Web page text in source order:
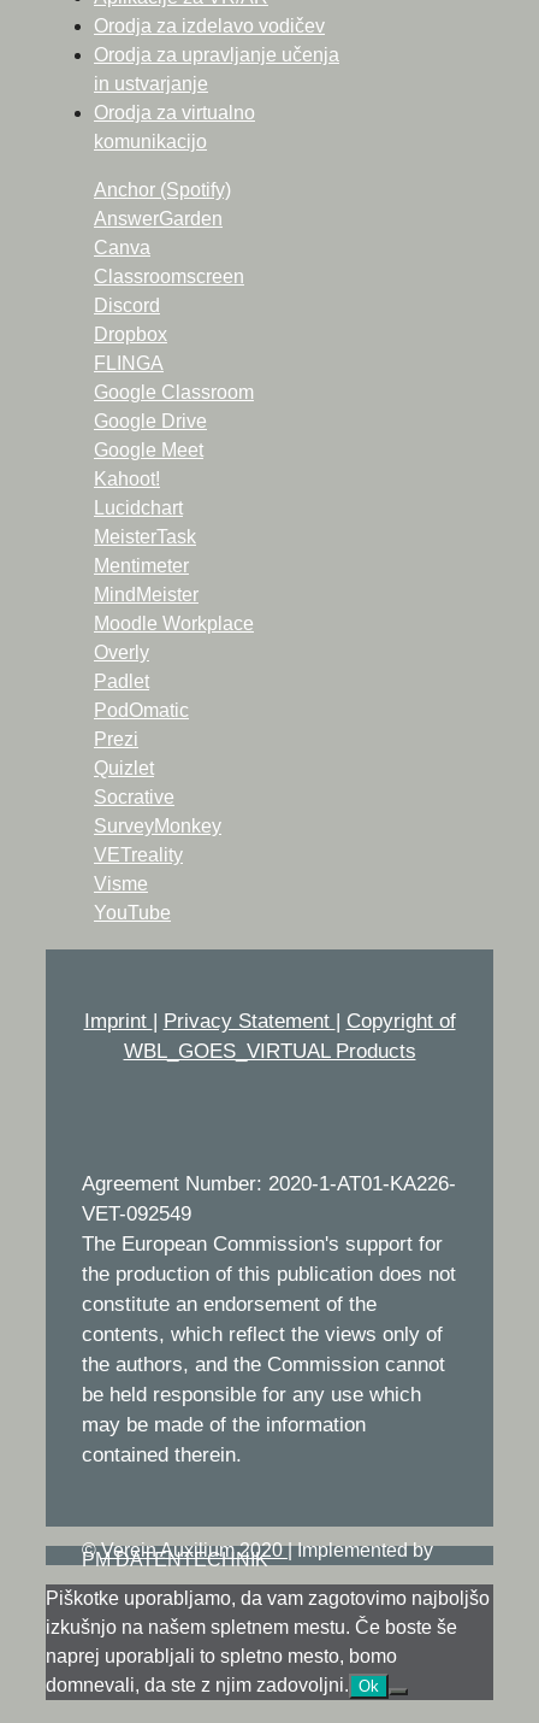
Orodja za izdelavo vodičev
Orodja za upravljanje učenja
in ustvarjanje
Orodja za virtualno
komunikacijo
Anchor (Spotify)
AnswerGarden
Canva
Classroomscreen
Discord
Dropbox
FLINGA
Google Classroom
Google Drive
Google Meet
Kahoot!
Lucidchart
MeisterTask
Mentimeter
MindMeister
Moodle Workplace
Overly
Padlet
PodOmatic
Prezi
Quizlet
Socrative
SurveyMonkey
VETreality
Visme
YouTube
Imprint | Privacy Statement | Copyright of
WBL_GOES_VIRTUAL Products
Agreement Number: 2020-1-AT01-KA226-
VET-092549
The European Commission's support for
the production of this publication does not
constitute an endorsement of the
contents, which reflect the views only of
the authors, and the Commission cannot
be held responsible for any use which
may be made of the information
contained therein.
©Verein Auxilium 2020|Implemented by
PM DATENTECHNIK
Piškotke uporabljamo, da vam zagotovimo najboljšo
izkušnjo na našem spletnem mestu. Če boste še
naprej uporabljali to spletno mesto, bomo
domnevali, da ste z njim zadovoljni. Ok